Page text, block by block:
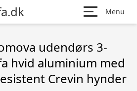
Menu
udendørs 3-
hvid aluminium med
Crevin hynder